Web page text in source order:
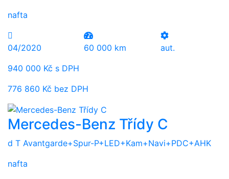
nafta
04/2020 60 000 km
aut.
940 000 Kč s DPH
776 860 Kč bez DPH
Mercedes-Benz Třídy C
d T Avantgarde+Spur-P+LED+Kam+Navi+PDC+AHK
nafta